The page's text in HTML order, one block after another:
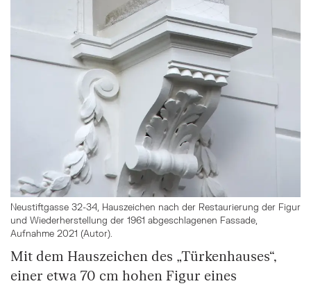
Neustiftgasse 32-34, Hauszeichen nach der Restaurierung der Figur
und Wiederherstellung der 1961 abgeschlagenen Fassade,
Aufnahme 2021 (Autor).
Mit dem Hauszeichen des „Türkenhauses“,
einer etwa 70 cm hohen Figur eines